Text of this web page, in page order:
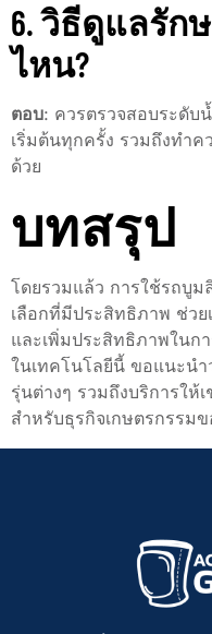
6. วิธีดูแลรัก
ไหน?
ตอบ: ควรตรวจสอบระดับ
เริ่มต้นทุกครั้ง รวมถึงทำค
ด้วย
บทสรุป
โดยรวมแล้ว การใช้รถบูม
เลือกที่มีประสิทธิภาพ ช่วย
และเพิ่มประสิทธิภาพในก
ในเทคโนโลยีนี้ ขอแนะนำ
รุ่นต่างๆ รวมถึงบริการให้
สำหรับธุรกิจเกษตรกรรม